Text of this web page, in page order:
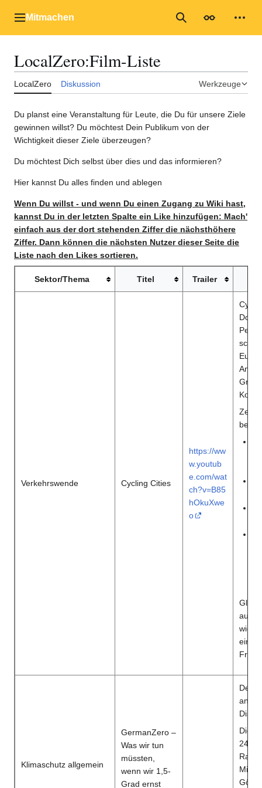
Inhalt
Hauptmenü
Mitmachen Suche
LocalZero:Film-Liste
LocalZero Diskussion Werkzeuge
Du planst eine Veranstaltung für Leute, die Du für unsere Ziele
gewinnen willst? Du möchtest Dein Publikum von der
Wichtigkeit dieser Ziele überzeugen?
Du möchtest Dich selbst über dies und das informieren?
Hier kannst Du alles finden und ablegen
Wenn Du willst - und wenn Du einen Zugang zu Wiki hast,
kannst Du in der letzten Spalte ein Like hinzufügen: Mach'
einfach aus der dort stehenden Ziffer die nächsthöhere
Ziffer. Dann können die nächsten Nutzer dieser Seite die
Liste nach den Likes sortieren.
Sektor/Thema Titel Trailer
Verkehrswende Cycling Cities
https://ww
w.youtub
e.com/wat
ch?v=B85
hOkuXwe
o
auch
wie
Klimaschutz allgemein
GermanZero –
Was wir tun
müssten,
wenn wir 1,5-
Grad ernst
Der
Die